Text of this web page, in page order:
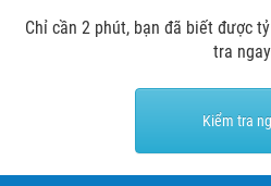
Chỉ cần 2 phút, bạn đã biết được
tra
Kiểm tra